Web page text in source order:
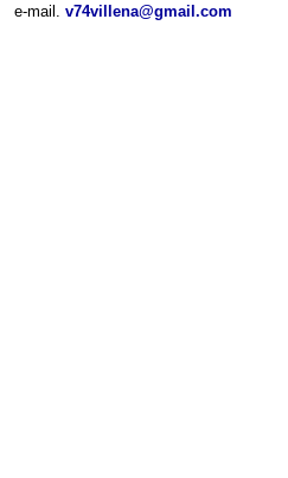
e-mail.
v74villena@gmail.com